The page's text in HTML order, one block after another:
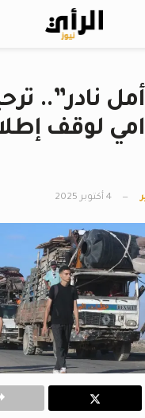
نادر”..
لوقف
4 أكتوبر 2025